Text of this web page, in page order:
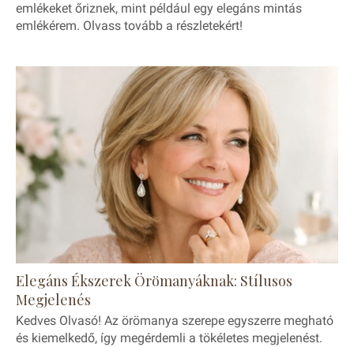
emlékeket őriznek, mint például egy elegáns mintás
emlékérem. Olvass tovább a részletekért!
Elegáns Ékszerek Örömanyáknak: Stílusos
Megjelenés
Kedves Olvasó! Az örömanya szerepe egyszerre megható
és kiemelkedő, így megérdemli a tökéletes megjelenést.